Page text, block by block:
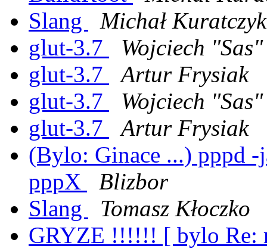
Slang
Michał Kuratczyk
glut-3.7
Wojciech
glut-3.7
Artur Frysiak
glut-3.7
Wojciech
glut-3.7
Artur Frysiak
(Bylo: Ginace ...) pppd -
pppX
Blizbor
Slang
Tomasz Kłoczko
GRYZE !!!!!! [ bylo Re: